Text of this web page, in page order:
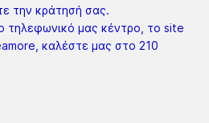
την κράτησή σας.
τηλεφωνικό μας κέντρο, το site
καλέστε μας στο 210